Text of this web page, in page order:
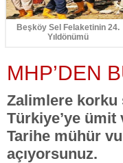
Beşköy Sel Felaketinin 24.
Yıldönümü
MHP’DEN
Zalimlere korku
Türkiye’ye ümit
Tarihe mühür
açıyorsunuz.